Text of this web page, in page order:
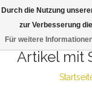
Artikel mit
Durch die Nutzung
zur Verbesserung
Für weitere